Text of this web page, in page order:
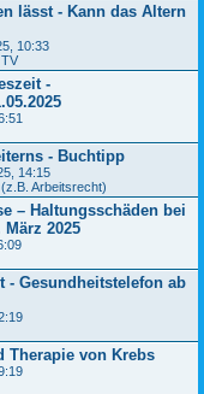
lässt - Kann das Altern
10:33
-
- Buchtipp
14:15
Arbeitsrecht)
– Haltungsschäden bei
2025
- Gesundheitstelefon ab
Therapie von Krebs